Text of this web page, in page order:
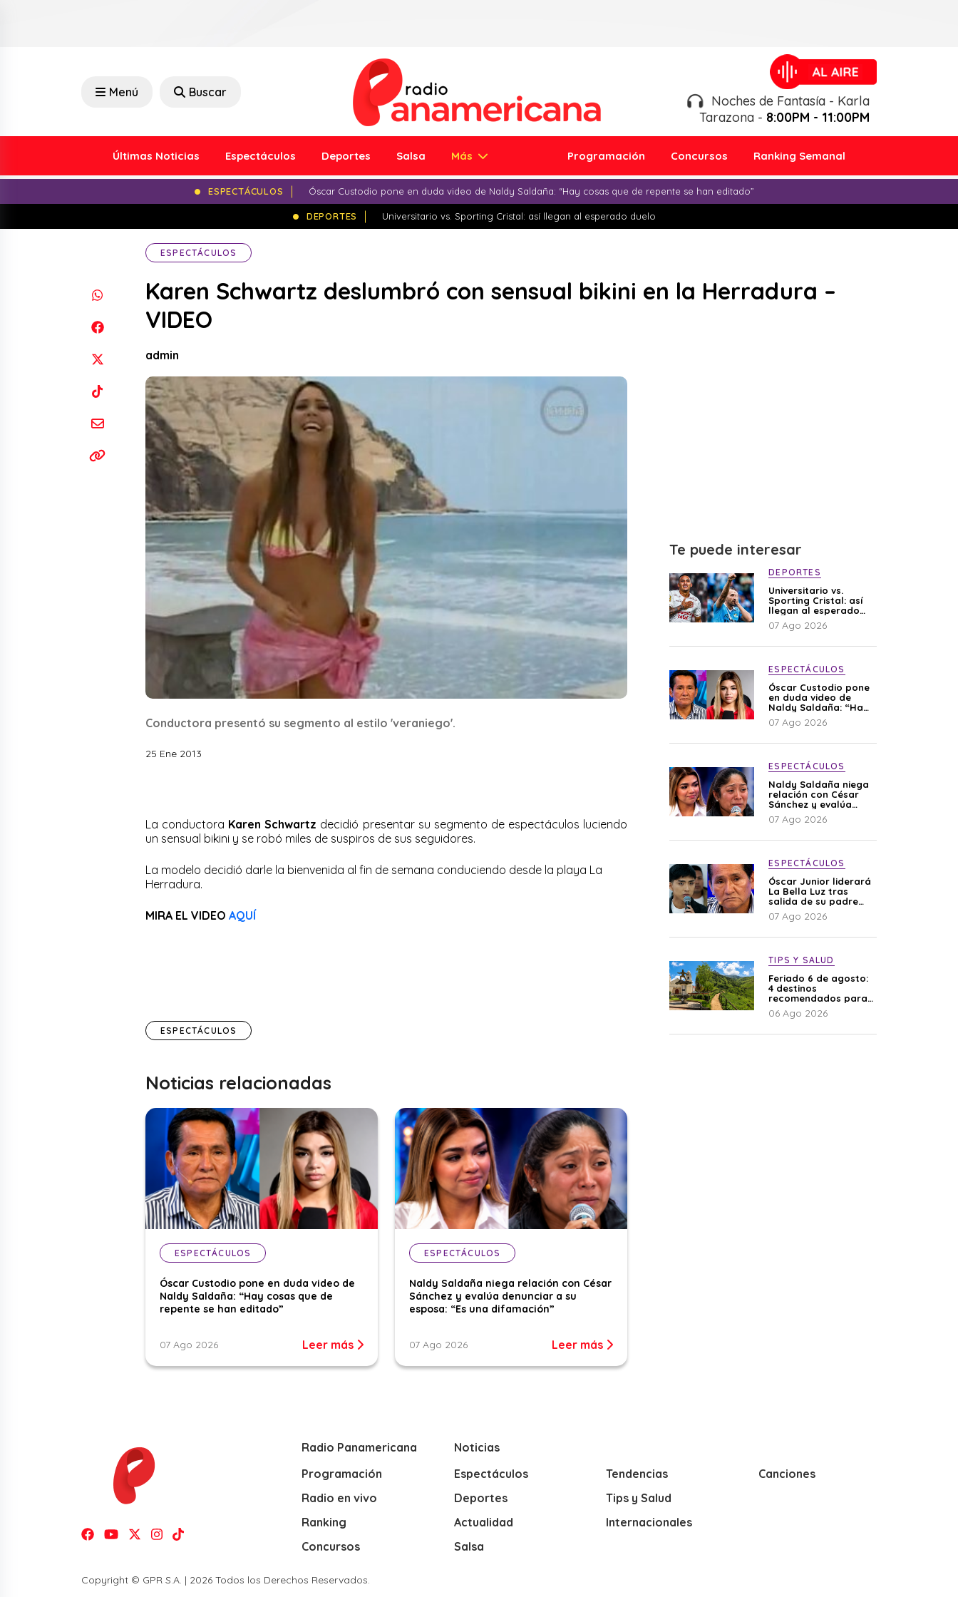
Menú Buscar
Noches de Fantasía - Karla
Tarazona - 8:00PM - 11:00PM
Últimas Noticias Espectáculos Deportes Salsa Más Programación Concursos Ranking Semanal
ESPECTÁCULOS Óscar Custodio pone en duda video de Naldy Saldaña: “Hay cosas que de repente se han editado”
DEPORTES Universitario vs. Sporting Cristal: así llegan al esperado duelo
ESPECTÁCULOS
Karen Schwartz deslumbró con sensual bikini en la Herradura –
VIDEO
admin
Conductora presentó su segmento al estilo 'veraniego'.
25 Ene 2013
La conductora Karen Schwartz decidió presentar su segmento de espectáculos luciendo
un sensual bikini y se robó miles de suspiros de sus seguidores.
La modelo decidió darle la bienvenida al fin de semana conduciendo desde la playa La
Herradura.
MIRA EL VIDEO AQUÍ
ESPECTÁCULOS
Noticias relacionadas
ESPECTÁCULOS
Óscar Custodio pone en duda video de
Naldy Saldaña: “Hay cosas que de
repente se han editado”
07 Ago 2026 Leer más
ESPECTÁCULOS
Naldy Saldaña niega relación con César
Sánchez y evalúa denunciar a su
esposa: “Es una difamación”
07 Ago 2026 Leer más
Te puede interesar
DEPORTES
Universitario vs.
Sporting Cristal: así
llegan al esperado
duelo
07 Ago 2026
ESPECTÁCULOS
Óscar Custodio pone
en duda video de
Naldy Saldaña: “Hay
cosas que de repente
se han editado”
07 Ago 2026
ESPECTÁCULOS
Naldy Saldaña niega
relación con César
Sánchez y evalúa
denunciar a su
esposa: “Es una
07 Ago 2026
ESPECTÁCULOS
Óscar Junior liderará
La Bella Luz tras
salida de su padre
por polémica con
Naldy Saldaña
07 Ago 2026
TIPS Y SALUD
Feriado 6 de agosto:
4 destinos
recomendados para
disfrutar el descanso
06 Ago 2026
Radio Panamericana
Programación
Radio en vivo
Ranking
Concursos
Noticias
Espectáculos
Deportes
Actualidad
Salsa
Tendencias
Tips y Salud
Internacionales
Canciones
Copyright © GPR S.A. | 2026 Todos los Derechos Reservados.